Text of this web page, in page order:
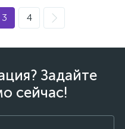
3 4
Задайте
сейчас!